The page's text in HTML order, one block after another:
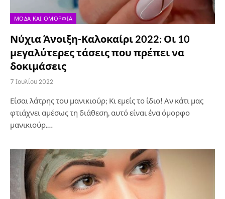
ΜΌΔΑ ΚΑΙ ΟΜΟΡΦΙΆ
Νύχια Άνοιξη-Καλοκαίρι 2022: Οι 10
μεγαλύτερες τάσεις που πρέπει να
δοκιμάσεις
7 Ιουλίου 2022
Είσαι λάτρης του μανικιούρ; Κι εμείς το ίδιο! Αν κάτι μας
φτιάχνει αμέσως τη διάθεση, αυτό είναι ένα όμορφο
μανικιούρ.…